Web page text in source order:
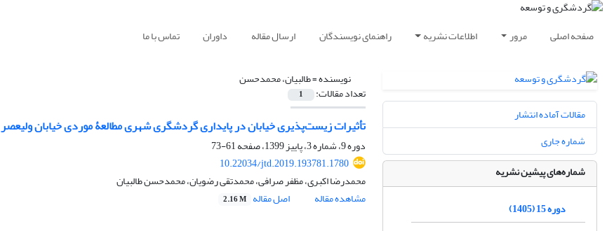
صفحه اصلی مرور اطلاعات نشریه راهنمای نویسندگان ارسال مقاله داوران تماس با ما
نویسنده =طالبیان، محمدحسن
تعداد مقالات: 1
تأثیرات زیست‌پذیری خیابان در پایداری گردشگری شهری مطالعۀ موردی خیابان ولیعصر
دوره 9، شماره 3، پاییز 1399، صفحه
61-73
10.22034/jtd.2019.193781.1780
محمدرضا اکبری، مظفر صرافی، محمدتقی رضویان، محمدحسن طالبیان
مشاهده مقاله
اصل مقاله 2.16 M
مقالات آماده انتشار
شماره جاری
شماره‌های پیشین نشریه
دوره 15 (1405)